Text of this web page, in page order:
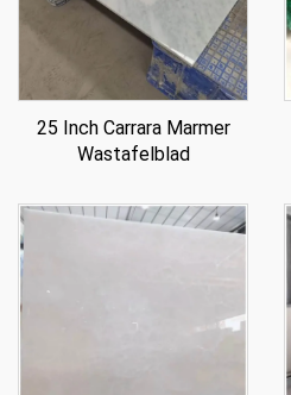
25 Inch Carrara Marmer
Wastafelblad